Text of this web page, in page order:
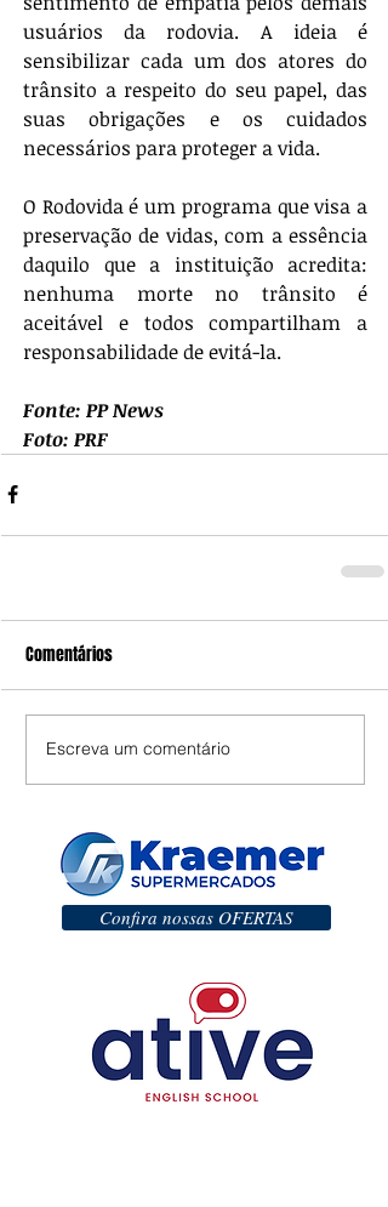
usuários da rodovia. A ideia é
sensibilizar cada um dos atores do
trânsito a respeito do seu papel, das
suas obrigações e os cuidados
necessários para proteger a vida.
O Rodovida é um programa que visa a
preservação de vidas, com a essência
daquilo que a instituição acredita:
nenhuma morte no trânsito é
aceitável e todos compartilham a
responsabilidade de evitá-la.
Fonte: PP News
Foto: PRF
Comentários
Escreva um comentário
Confira nossas OFERTAS